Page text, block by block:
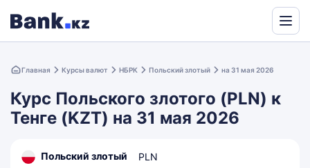
Translate
Главная Курсы валют НБРК Польский злотый на 31 мая 2026
Курс Польского злотого (PLN) к
Тенге (KZT) на 31 мая 2026
Польский злотый PLN